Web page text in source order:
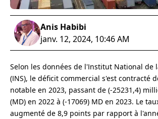
Anis Habibi
janv. 12, 2024, 10:46 AM
Selon les données de l'Institut National de
(INS), le déficit commercial s'est contracté
notable en 2023, passant de (-25231,4)
(MD) en 2022 à (-17069) MD en 2023. Le
augmenté de 8,9 points par rapport à